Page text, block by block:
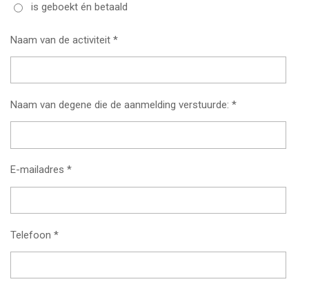
is geboekt én betaald
Naam van de activiteit *
Naam van degene die de aanmelding verstuurde: *
E-mailadres *
Telefoon *